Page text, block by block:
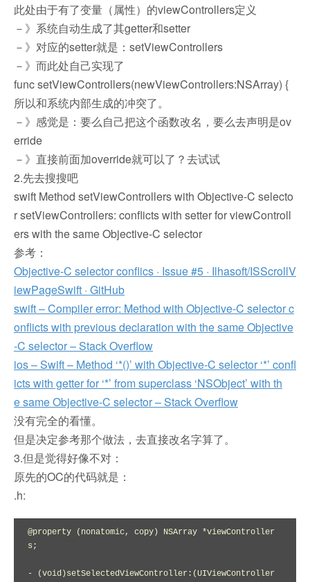
此处由于有了变量（属性）的viewControllers定义
－》系统自动生成了其getter和setter
－》对应的setter就是：setViewControllers
－》而此处自己实现了
func setViewControllers(newViewControllers:NSArray) {
所以和系统内部生成的冲突了。
－》感觉是：要么自己把这个函数改名，要么去声明是ov
erride
－》直接前面加override就可以了？去试试
2.先去搜搜吧
swift Method setViewControllers with Objective-C selecto
r setViewControllers: conflicts with setter for viewControll
ers with the same Objective-C selector
参考：
Objective-C selector conflics · Issue #5 · Ilhasoft/ISScrollV
iewPageSwift · GitHub
swift – Compiler error: Method with Objective-C selector c
onflicts with previous declaration with the same Objective
-C selector – Stack Overflow
ios – Swift – Method ‘*()’ with Objective-C selector ‘*’ confl
icts with getter for ‘*’ from superclass ‘NSObject’ with th
e same Objective-C selector – Stack Overflow
没有完全的看懂。
但是决定参考那个做法，去直接改名字算了。
3.但是觉得好像不对：
原先的OC的代码就是：
.h:
@property (nonatomic, copy) NSArray *viewController
s;
- (void)setSelectedViewController:(UIViewController